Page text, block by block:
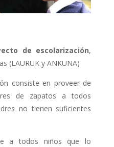
de escolarización,
(LAURUK y ANKUNA)
consiste en proveer de
de zapatos a todos
no tienen suficientes
a todos niños que lo